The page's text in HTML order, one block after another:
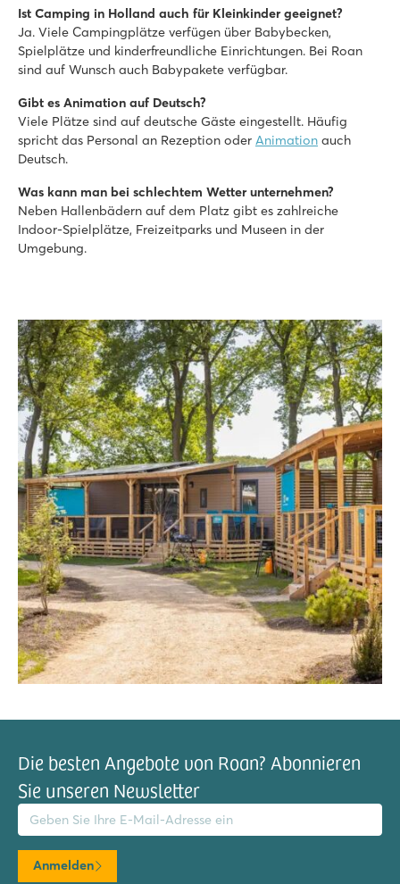
Ist Camping in Holland auch für Kleinkinder geeignet?
Ja. Viele Campingplätze verfügen über Babybecken,
Spielplätze und kinderfreundliche Einrichtungen. Bei Roan
sind auf Wunsch auch Babypakete verfügbar.
Gibt es Animation auf Deutsch?
Viele Plätze sind auf deutsche Gäste eingestellt. Häufig
spricht das Personal an Rezeption oder Animation auch
Deutsch.
Was kann man bei schlechtem Wetter unternehmen?
Neben Hallenbädern auf dem Platz gibt es zahlreiche
Indoor-Spielplätze, Freizeitparks und Museen in der
Umgebung.
Die besten Angebote von Roan? Abonnieren
Sie unseren Newsletter
Adresse
Anmelden